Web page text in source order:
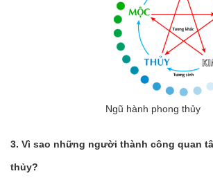
Ngũ hành
3. Vì sao những người thành công quan
thủy?